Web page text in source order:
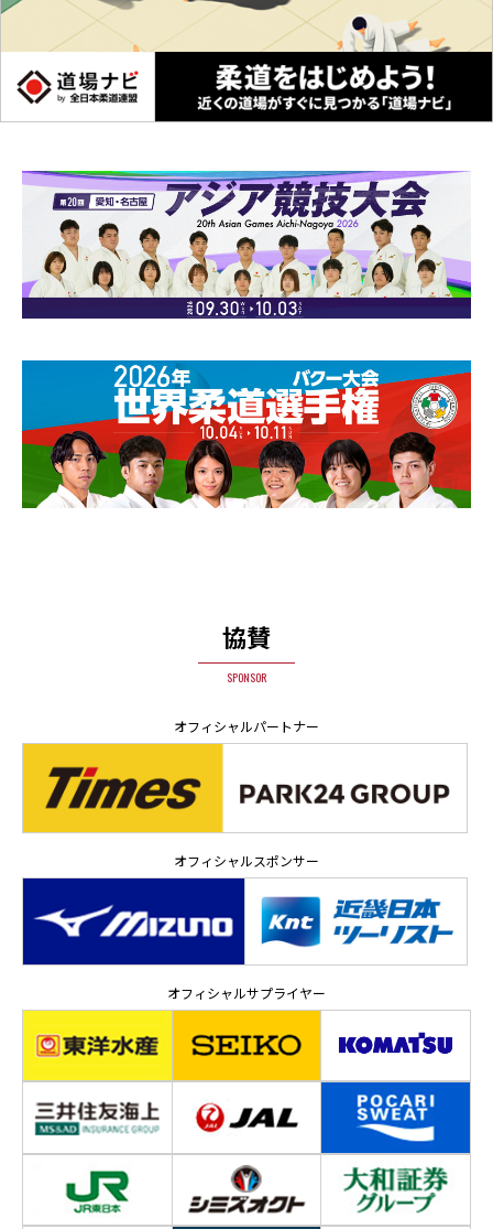
協賛
SPONSOR
オフィシャルパートナー
オフィシャルスポンサー
オフィシャルサプライヤー